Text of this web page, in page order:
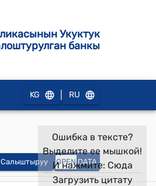
Укуктук
банкы
KG RU
Салыштыруу OPEN DATA
Ошибка в тексте?
Выделите ее мышкой!
И нажмите: Сюда
Загрузить цитату